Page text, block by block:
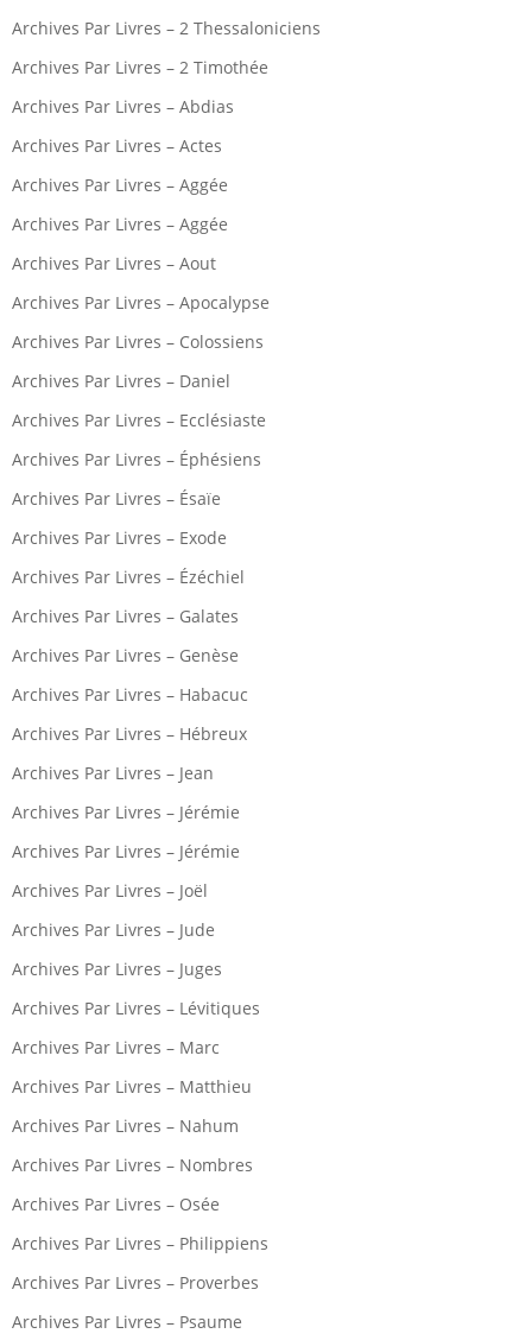
Archives Par Livres – 2 Thessaloniciens
Archives Par Livres – 2 Timothée
Archives Par Livres – Abdias
Archives Par Livres – Actes
Archives Par Livres – Aggée
Archives Par Livres – Aggée
Archives Par Livres – Aout
Archives Par Livres – Apocalypse
Archives Par Livres – Colossiens
Archives Par Livres – Daniel
Archives Par Livres – Ecclésiaste
Archives Par Livres – Éphésiens
Archives Par Livres – Ésaïe
Archives Par Livres – Exode
Archives Par Livres – Ézéchiel
Archives Par Livres – Galates
Archives Par Livres – Genèse
Archives Par Livres – Habacuc
Archives Par Livres – Hébreux
Archives Par Livres – Jean
Archives Par Livres – Jérémie
Archives Par Livres – Jérémie
Archives Par Livres – Joël
Archives Par Livres – Jude
Archives Par Livres – Juges
Archives Par Livres – Lévitiques
Archives Par Livres – Marc
Archives Par Livres – Matthieu
Archives Par Livres – Nahum
Archives Par Livres – Nombres
Archives Par Livres – Osée
Archives Par Livres – Philippiens
Archives Par Livres – Proverbes
Archives Par Livres – Psaume